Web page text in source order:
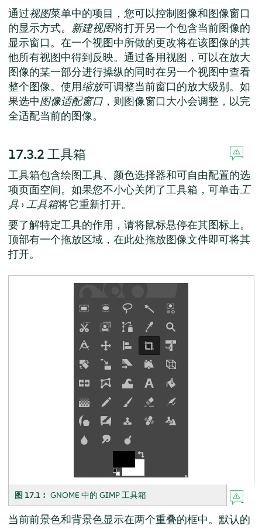
通过视图菜单中的项目，您可以控制图像和图像窗口
的显示方式。 新建视图将打开另一个包含当前图像的
显示窗口。在一个视图中所做的更改将在该图像的其
他所有视图中得到反映。通过备用视图，可以在放大
图像的某一部分进行操纵的同时在另一个视图中查看
整个图像。使用缩放可调整当前窗口的放大级别。如
果选中图像适配窗口，则图像窗口大小会调整，以完
全适配当前的图像。
17.3.2 工具箱
工具箱包含绘图工具、颜色选择器和可自由配置的选
项页面空间。如果您不小心关闭了工具箱，可单击工
具›工具箱将它重新打开。
要了解特定工具的作用，请将鼠标悬停在其图标上。
顶部有一个拖放区域，在此处拖放图像文件即可将其
打开。
图 17.1︰ GNOME 中的 GIMP工具箱
当前前景色和背景色显示在两个重叠的框中。默认的